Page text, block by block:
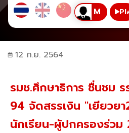
12 ก.ย. 2564
รมช.ศึกษาธิการ ชื่นชม ร
94 จัดสรรเงิน "เยียวย
นักเรียน-ผู้ปกครองร่ว